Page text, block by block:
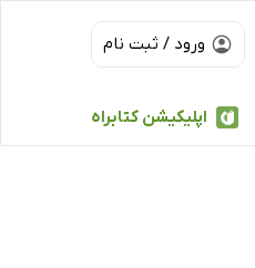
ورود / ثبت نام
اپلیکیشن کتابراه